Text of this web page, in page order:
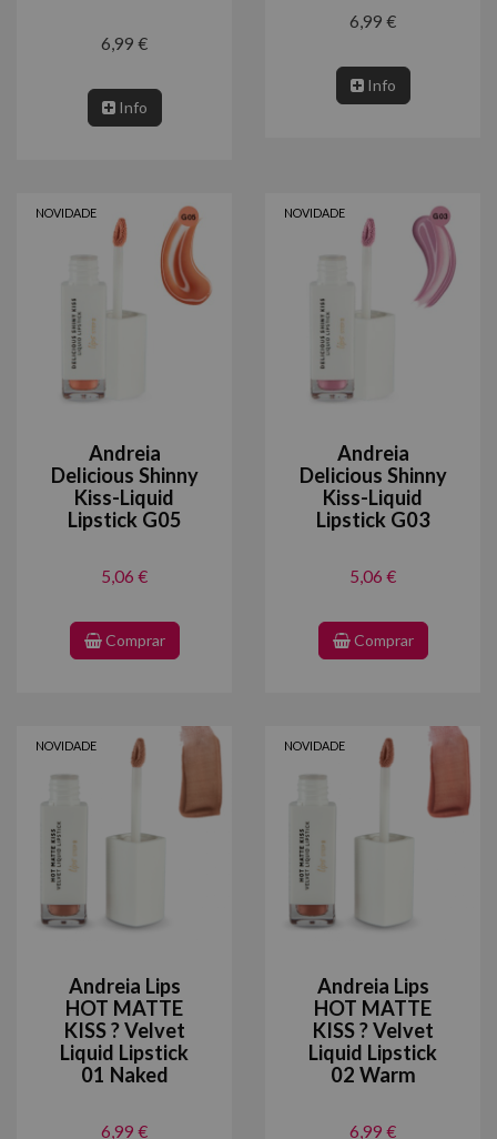
6,99 €
Info
6,99 €
Info
NOVIDADE
Andreia
Delicious Shinny
Kiss-Liquid
Lipstick G05
5,06 €
Comprar
NOVIDADE
Andreia
Delicious Shinny
Kiss-Liquid
Lipstick G03
5,06 €
Comprar
NOVIDADE
Andreia Lips
HOT MATTE
KISS ? Velvet
Liquid Lipstick
01 Naked
6,99 €
NOVIDADE
Andreia Lips
HOT MATTE
KISS ? Velvet
Liquid Lipstick
02 Warm
6,99 €